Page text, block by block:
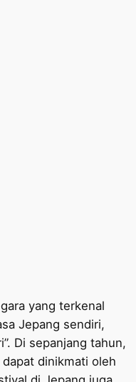
yang terkenal
Jepang sendiri,
Di sepanjang tahun,
dinikmati oleh